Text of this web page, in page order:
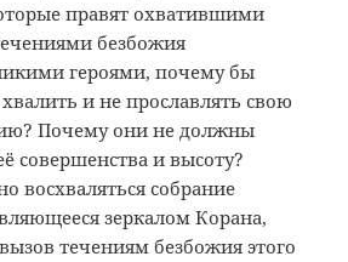
правят охватившими
безбожия
героями, почему бы
и не прославлять свою
Почему они не должны
совершенства и высоту?
восхваляться собрание
зеркалом Корана,
течениям безбожия этого